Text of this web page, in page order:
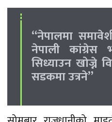
“नेपालमा
नेपाली कांग्रेस
सिध्याउन खोज्ने
सडकमा उत्रने”